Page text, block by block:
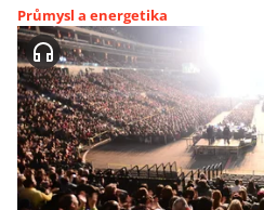
Průmysl a energetika